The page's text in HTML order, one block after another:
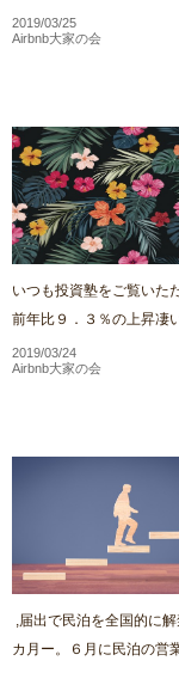
2019/03/25
Airbnb大家の会
いつも投資塾をご覧いた
前年比９．３％の上昇凄
2019/03/24
Airbnb大家の会
,届出で民泊を全国的に
カ月ー。６月に民泊の営